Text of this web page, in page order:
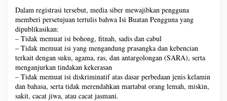
Dalam registrasi tersebut, media siber mewajibkan pengguna
memberi persetujuan tertulis bahwa Isi Buatan Pengguna yang
dipublikasikan:
– Tidak memuat isi bohong, fitnah, sadis dan cabul
– Tidak memuat isi yang mengandung prasangka dan kebencian
terkait dengan suku, agama, ras, dan antargolongan (SARA), serta
menganjurkan tindakan kekerasan
– Tidak memuat isi diskriminatif atas dasar perbedaan jenis kelamin
dan bahasa, serta tidak merendahkan martabat orang lemah, miskin,
sakit, cacat jiwa, atau cacat jasmani.